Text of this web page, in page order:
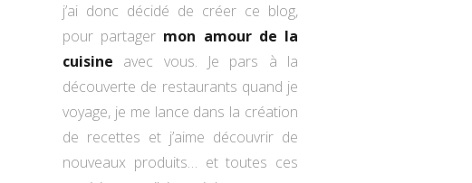
j’ai donc décidé de créer ce blog,
pour partager mon amour de la
cuisine avec vous. Je pars à la
découverte de restaurants quand je
voyage, je me lance dans la création
de recettes et j’aime découvrir de
nouveaux produits… et toutes ces